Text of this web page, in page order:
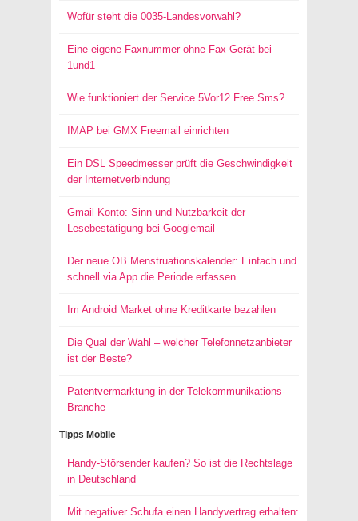
Wofür steht die 0035-Landesvorwahl?
Eine eigene Faxnummer ohne Fax-Gerät bei
1und1
Wie funktioniert der Service 5Vor12 Free Sms?
IMAP bei GMX Freemail einrichten
Ein DSL Speedmesser prüft die Geschwindigkeit
der Internetverbindung
Gmail-Konto: Sinn und Nutzbarkeit der
Lesebestätigung bei Googlemail
Der neue OB Menstruationskalender: Einfach und
schnell via App die Periode erfassen
Im Android Market ohne Kreditkarte bezahlen
Die Qual der Wahl – welcher Telefonnetzanbieter
ist der Beste?
Patentvermarktung in der Telekommunikations-
Branche
Tipps Mobile
Handy-Störsender kaufen? So ist die Rechtslage
in Deutschland
Mit negativer Schufa einen Handyvertrag erhalten: